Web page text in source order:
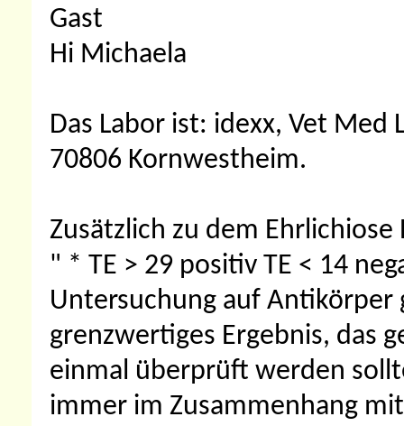
Gast
Hi Michaela
Das Labor ist: idexx, Vet
70806 Kornwestheim.
Zusätzlich zu dem
" * TE > 29 positiv TE < 14
Untersuchung auf Antikörper
grenzwertiges Ergebnis, das
einmal überprüft werden
immer im Zusammenhang